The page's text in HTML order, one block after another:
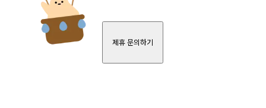
제휴 문의하기